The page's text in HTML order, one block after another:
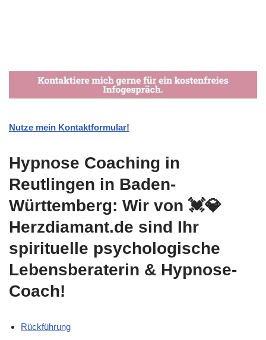
Nutze mein Kontaktformular!
Hypnose Coaching in
Reutlingen in Baden-
Württemberg: Wir von 💓️💎
Herzdiamant.de sind Ihr
spirituelle psychologische
Lebensberaterin & Hypnose-
Coach!
Rückführung